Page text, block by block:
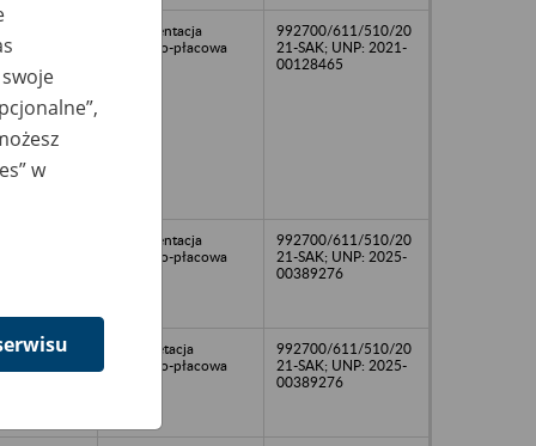
Dokumentacja
osobowo-płacowa
992700/611/510/20
21-SAK; UNP: 2021-
00128465
Dokumentacja
osobowo-płacowa
992700/611/510/20
21-SAK; UNP: 2025-
00389276
Dokumetacja
osobowo-płacowa
992700/611/510/20
21-SAK; UNP: 2025-
00389276
w